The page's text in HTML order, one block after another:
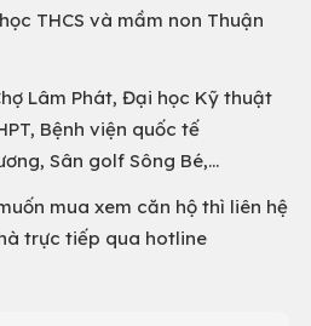
THCS và mầm non Thuận
Lâm Phát, Đại học Kỹ thuật
Bệnh viện quốc tế
Sân golf Sông Bé,...
mua xem căn hộ thì liên hệ
trực tiếp qua hotline